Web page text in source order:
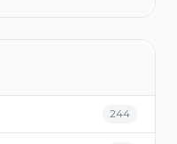
244